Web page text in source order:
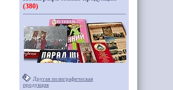
(380)
Другая полиграфическая
продукция